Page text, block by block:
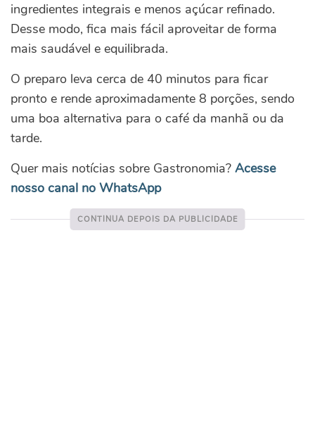
ingredientes integrais e menos açúcar refinado.
Desse modo, fica mais fácil aproveitar de forma
mais saudável e equilibrada.
O preparo leva cerca de 40 minutos para ficar
pronto e rende aproximadamente 8 porções, sendo
uma boa alternativa para o café da manhã ou da
tarde.
Quer mais notícias sobre Gastronomia? Acesse
nosso canal no WhatsApp